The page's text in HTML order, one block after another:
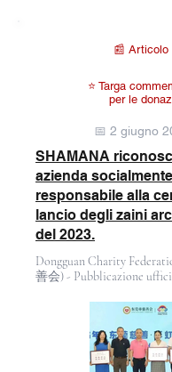
📰 Articolo
⭐ Targa
per le
📅 2 giugno
SHAMANA
azienda socialmente
responsabile alla
lancio degli zaini
del 2023.
Dongguan Charity
善会) - Pubblicazione